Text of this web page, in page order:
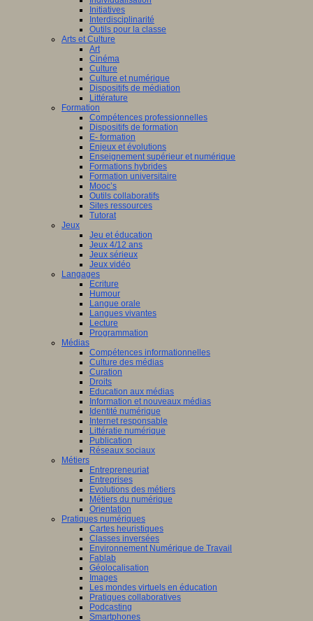
Initiatives
Interdisciplinarité
Outils pour la classe
Arts et Culture
Art
Cinéma
Culture
Culture et numérique
Dispositifs de médiation
Littérature
Formation
Compétences professionnelles
Dispositifs de formation
E- formation
Enjeux et évolutions
Enseignement supérieur et numérique
Formations hybrides
Formation universitaire
Mooc’s
Outils collaboratifs
Sites ressources
Tutorat
Jeux
Jeu et éducation
Jeux 4/12 ans
Jeux sérieux
Jeux vidéo
Langages
Ecriture
Humour
Langue orale
Langues vivantes
Lecture
Programmation
Médias
Compétences informationnelles
Culture des médias
Curation
Droits
Education aux médias
Information et nouveaux médias
Identité numérique
Internet responsable
Littératie numérique
Publication
Réseaux sociaux
Métiers
Entrepreneuriat
Entreprises
Evolutions des métiers
Métiers du numérique
Orientation
Pratiques numériques
Cartes heuristiques
Classes inversées
Environnement Numérique de Travail
Fablab
Géolocalisation
Images
Les mondes virtuels en éducation
Pratiques collaboratives
Podcasting
Smartphones